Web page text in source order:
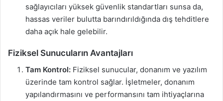
sağlayıcıları yüksek güvenlik standartları sunsa da,
hassas veriler bulutta barındırıldığında dış tehditlere
daha açık hale gelebilir.
Fiziksel Sunucuların Avantajları
Tam Kontrol: Fiziksel sunucular, donanım ve yazılım
üzerinde tam kontrol sağlar. İşletmeler, donanım
yapılandırmasını ve performansını tam ihtiyaçlarına